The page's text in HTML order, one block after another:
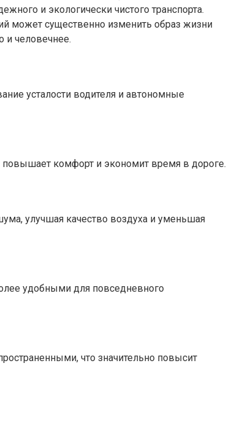
и экологически чистого транспорта.
может существенно изменить образ жизни
и человечнее.
усталости водителя и автономные
комфорт и экономит время в дороге.
улучшая качество воздуха и уменьшая
удобными для повседневного
что значительно повысит